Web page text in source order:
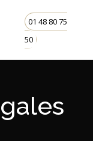
01 48 80 75
50